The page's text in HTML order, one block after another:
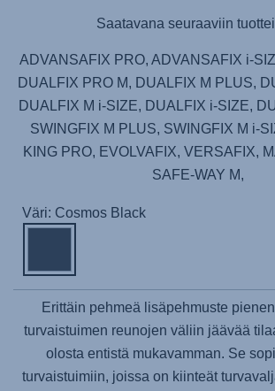
Saatavana seuraaviin
ADVANSAFIX PRO, ADVANSAFIX i-
DUALFIX PRO M, DUALFIX M PLUS,
DUALFIX M i-SIZE, DUALFIX i-SIZE,
SWINGFIX M PLUS, SWINGFIX M i-
KING PRO, EVOLVAFIX, VERSAFIX,
SAFE-WAY M,
Väri: Cosmos Black
Erittäin pehmeä lisäpehmuste
turvaistuimen reunojen väliin jäävää
olosta entistä mukavamman. Se
turvaistuimiin, joissa on kiinteät